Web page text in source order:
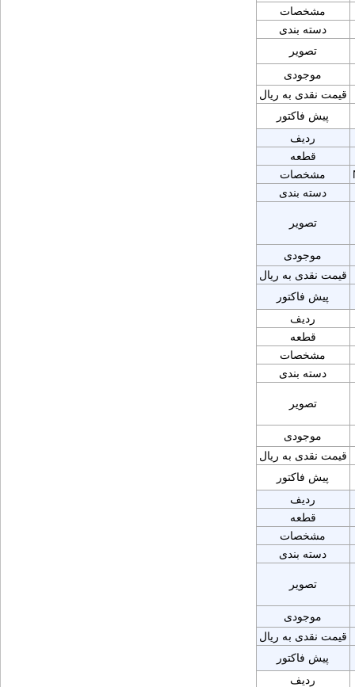
مشخصات
دسته بندی
تصویر
موجودی
قیمت نقدی به ریال
پیش فاکتور
ردیف
قطعه
مشخصات
دسته بندی
تصویر
موجودی
قیمت نقدی به ریال
پیش فاکتور
ردیف
قطعه
مشخصات
دسته بندی
تصویر
موجودی
قیمت نقدی به ریال
پیش فاکتور
ردیف
قطعه
مشخصات
دسته بندی
تصویر
موجودی
قیمت نقدی به ریال
پیش فاکتور
ردیف